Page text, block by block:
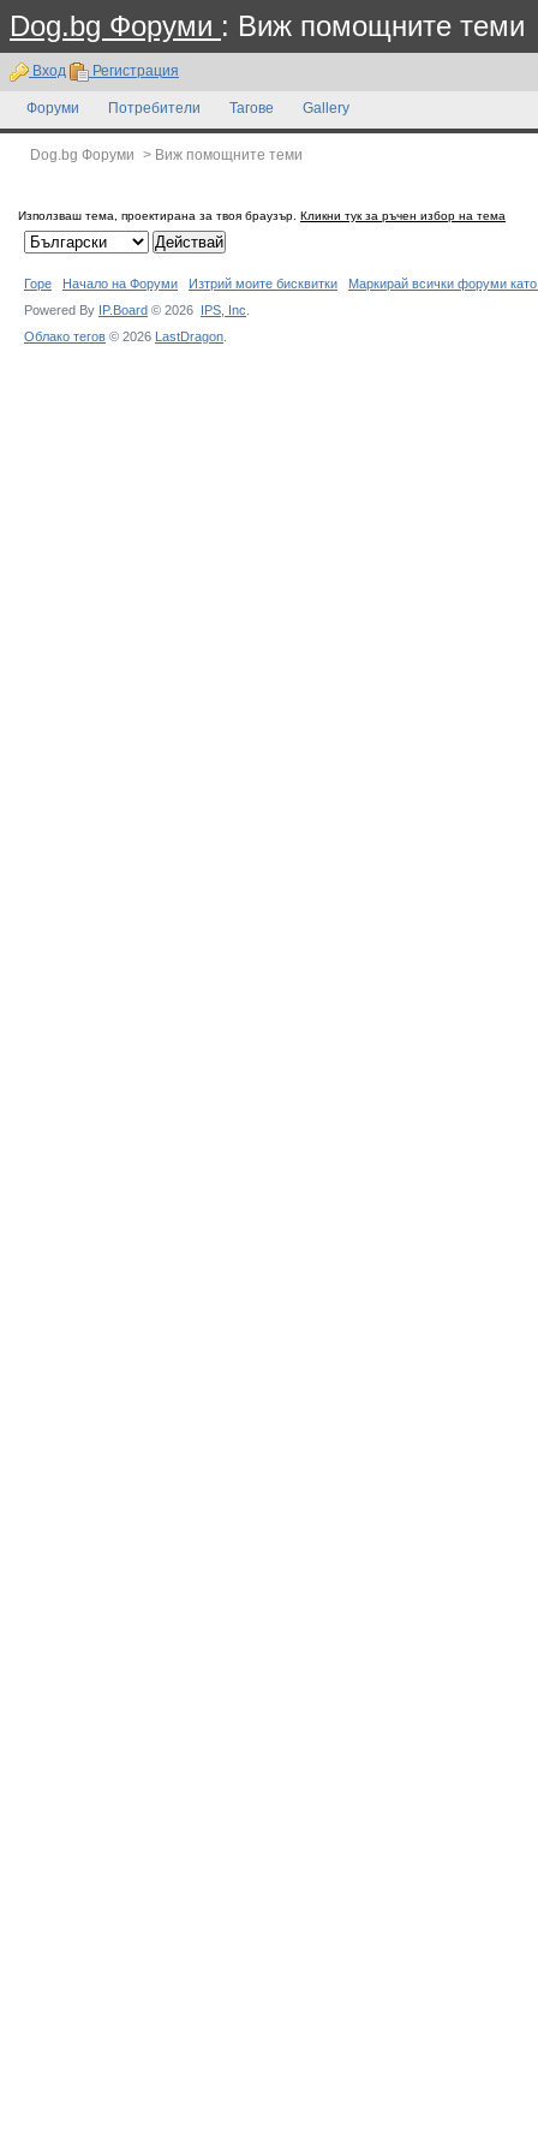
Dog.bg Форуми : Виж помощните теми
Вход Регистрация
Форуми Потребители Тагове Gallery
Dog.bg Форуми > Виж помощните теми
Използваш тема, проектирана за твоя браузър. Кликни тук за ръчен избор на тема
Горе Начало на Форуми Изтрий моите бисквитки
Маркирай всички форуми
Powered By IP.Board © 2026 IPS, Inc
Облако тегов © 2026 LastDragon